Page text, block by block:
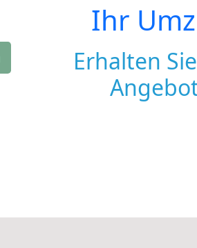
Ihr
Erhalten